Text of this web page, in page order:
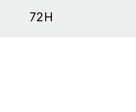
72H